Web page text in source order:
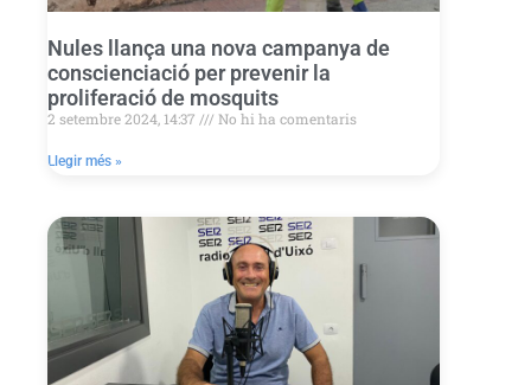
Nules llança una nova campanya de
conscienciació per prevenir la
proliferació de mosquits
2 setembre 2024, 14:37 No hi ha comentaris
Llegir més »